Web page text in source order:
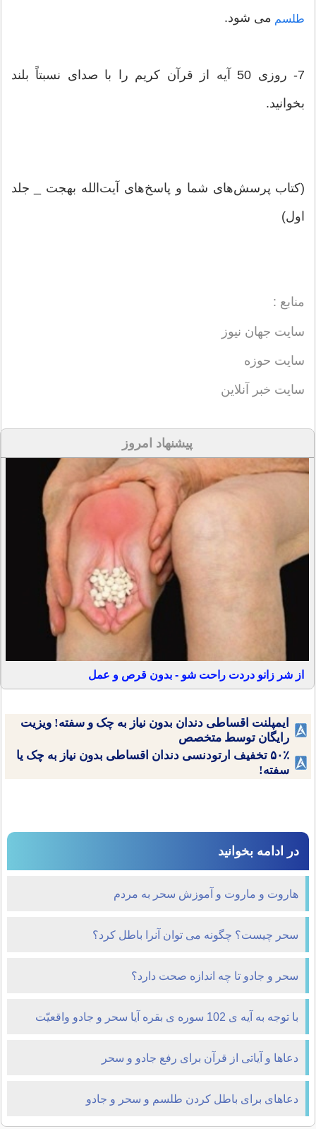
طلسم می شود.
7- روزی 50 آیه از قرآن کریم را با صدای نسبتاً بلند
بخوانید.
(کتاب پرسش‌های شما و پاسخ‌های آیت‌الله بهجت _ جلد
اول)
منابع :
سایت جهان نیوز
سایت حوزه
سایت خبر آنلاین
پیشنهاد امروز
از شر زانو دردت راحت شو - بدون قرص و عمل
ایمپلنت اقساطی دندان بدون نیاز به چک و سفته! ویزیت
رایگان توسط متخصص
۵۰٪ تخفیف ارتودنسی دندان اقساطی بدون نیاز به چک یا
سفته!
در ادامه بخوانید
هاروت و ماروت و آموزش سحر به مردم
سحر چیست؟ چگونه می توان آنرا باطل کرد؟
سحر و جادو تا چه اندازه صحت دارد؟
با توجه به آيه ی 102 سوره ی بقره آيا سحر و جادو واقعيّت
دعاها و آیاتی از قرآن برای رفع جادو و سحر
دعاهای برای باطل کردن طلسم و سحر و جادو